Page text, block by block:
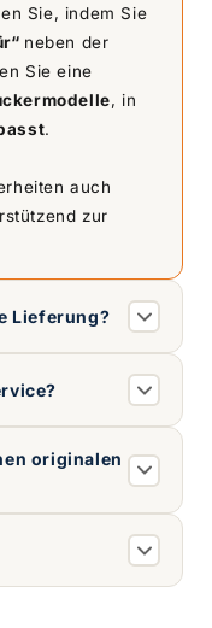
Sie, indem Sie
neben der
Sie eine
, in
.
auch
zur
Lieferung?
originalen